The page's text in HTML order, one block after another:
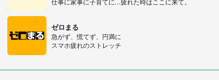
仕事に家事に子育てに...疲れた時はここに来て。
ゼロまる
急がず、慌てず、円満に
スマホ疲れのストレッチ